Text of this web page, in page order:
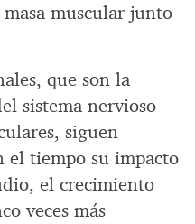
muscular junto
que son la
sistema nervioso
siguen
el tiempo su impacto
el crecimiento
veces más